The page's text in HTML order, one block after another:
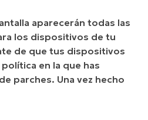
aparecerán todas las
los dispositivos de tu
de que tus dispositivos
en la que has
parches. Una vez hecho